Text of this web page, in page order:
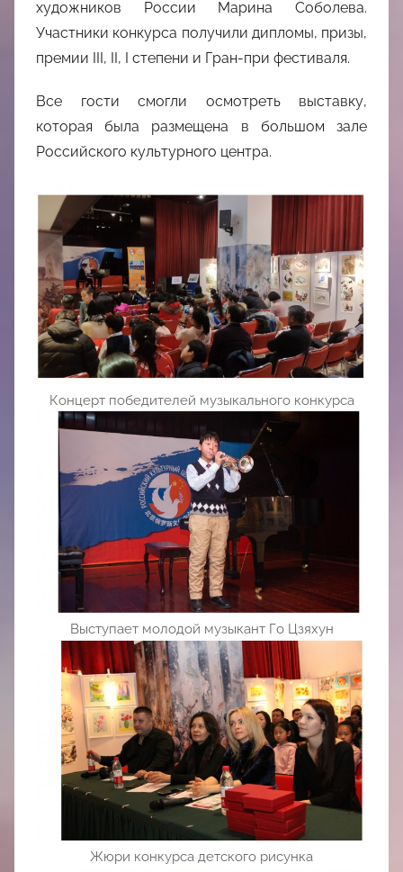
художников России Марина Соболева.
Участники конкурса получили дипломы, призы,
премии III, II, I степени и Гран-при фестиваля.
Все гости смогли осмотреть выставку,
которая была размещена в большом зале
Российского культурного центра.
Концерт победителей музыкального конкурса
Выступает молодой музыкант Го Цзяхун
Жюри конкурса детского рисунка